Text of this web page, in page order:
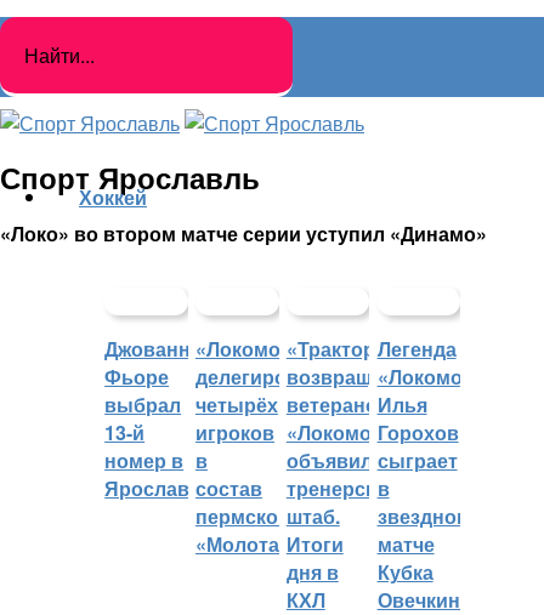
Спорт Ярославль
«Локо» во втором матче серии уступил «Динамо»
Хоккей
Джованни
Фьоре
выбрал
13-й
номер в
Ярославле
«Локомотив»
делегировал
четырёх
игроков
в
состав
пермского
«Молота»
«Трактор»
возвращает
ветеранов,
«Локомотив»
объявил
тренерский
штаб.
Итоги
дня в
КХЛ
Легенда
«Локомотива»
Илья
Горохов
сыграет
в
звездном
матче
Кубка
Овечкина